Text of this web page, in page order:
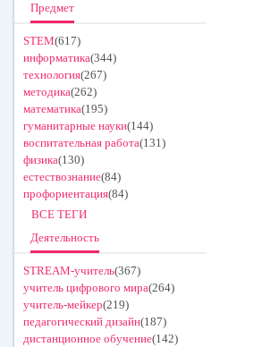
Предмет
STEM(617)
информатика(344)
технология(267)
методика(262)
математика(195)
гуманитарные науки(144)
воспитательная работа(131)
физика(130)
естествознание(84)
профориентация(84)
ВСЕ ТЕГИ
Деятельность
STREAM-учитель(367)
учитель цифрового мира(264)
учитель-мейкер(219)
педагогический дизайн(187)
дистанционное обучение(142)